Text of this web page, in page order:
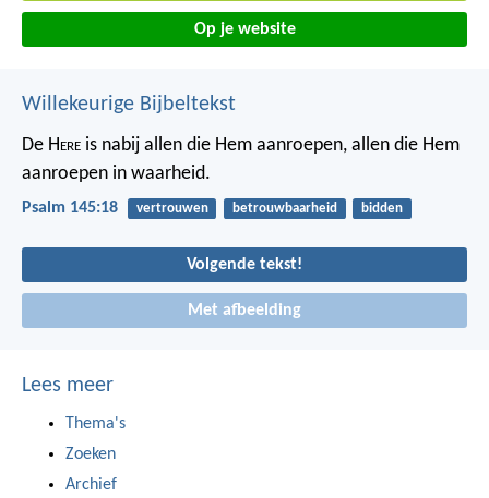
Op je website
Willekeurige Bijbeltekst
De Here is nabij allen die Hem aanroepen, allen die Hem
aanroepen in waarheid.
Psalm 145:18 vertrouwen betrouwbaarheid bidden
Volgende tekst!
Met afbeelding
Lees meer
Thema's
Zoeken
Archief